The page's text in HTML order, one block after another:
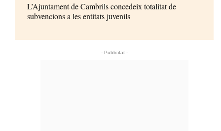
L’Ajuntament de Cambrils concedeix totalitat de
subvencions a les entitats juvenils
- Publicitat -